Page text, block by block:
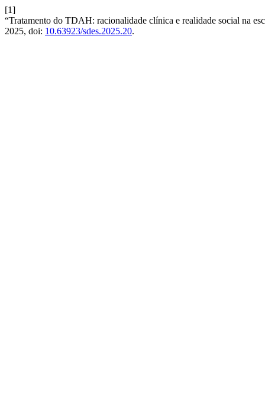
[1]
“Tratamento do TDAH: racionalidade clínica e realidade social na
2025, doi: 10.63923/sdes.2025.20.